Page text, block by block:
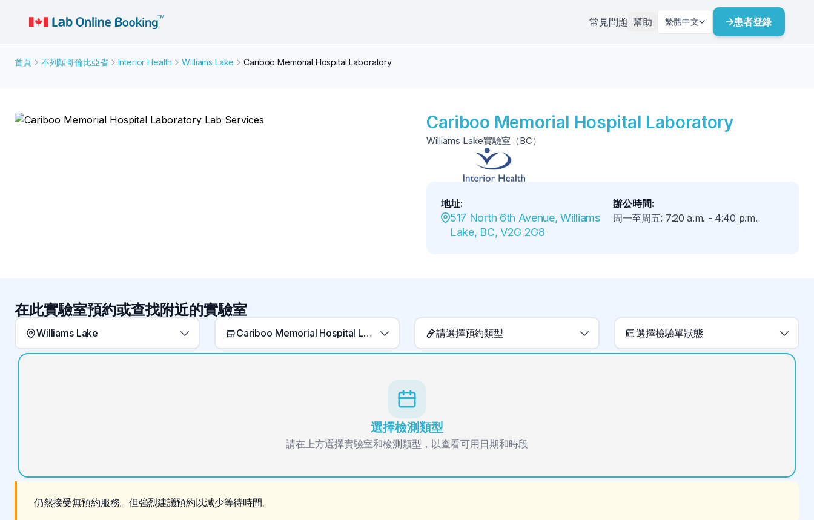
常見問題 幫助 繁體中文 患者登錄
首頁 不列顛哥倫比亞省 Interior Health Williams Lake Cariboo Memorial Hospital Laboratory
Cariboo Memorial Hospital Laboratory
Williams Lake實驗室（BC）
地址:
517 North 6th Avenue, Williams
Lake, BC, V2G 2G8
辦公時間:
周一至周五: 7:20 a.m. - 4:40 p.m.
在此實驗室預約或查找附近的實驗室
Williams Lake Cariboo Memorial Hospital Laboratory 請選擇預約類型 選擇檢驗單狀態
選擇檢測類型
請在上方選擇實驗室和檢測類型，以查看可用日期和時段
仍然接受無預約服務。但強烈建議預約以減少等待時間。